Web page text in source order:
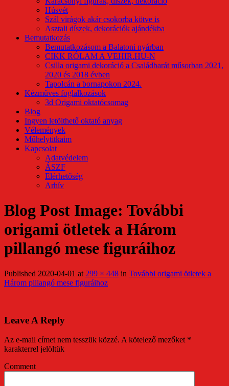
Húsvét
Szál virágok akár csokorba kötve is
Asztali díszek, dekorációk ajándékba
Bemutatkozás
Bemutatkozásom a Balatoni nyárban
CIKK RÓLAM A VEHIR.HU-N
Csilla origami dekoráció a Családbarát műsorban 2021,
2020 és 2018 évben
Tapolcán a bornapokon 2024.
Kézműves foglalkozások
3d Origami oktatócsomag
Blog
Ingyen letölthető oktató anyag
Vélemények
Műhelytitkaim
Kapcsolat
Adatvédelem
ÁSZF
Elérhetőség
Arhív
Blog Post Image: További
origami ötletek a Három
pillangó mese figuráihoz
Published 2020-04-01 at 299 × 448 in További origami ötletek a
Három pillangó mese figuráihoz
Leave A Reply
Az e-mail címet nem tesszük közzé. A kötelező mezőket *
karakterrel jelöltük
Comment